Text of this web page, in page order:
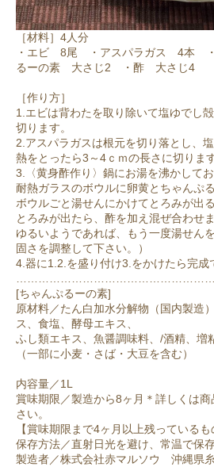
［材料］4人分
・エビ 8尾 ・アスパラガス 4本
るーの素 大さじ2 ・酢 大さじ4
［作り方］
1.エビは背わたを取り除いて塩ゆでし
切ります。
2.アスパラガスは根元を切り落とし、
熱をとったら3～4ｃｍの長さに切ります
3.〈黄身酢作り〉鍋にお湯を沸かしてお
耐熱ガラスのボウルに卵黄とちゃんぷ
ボウルごと湯せんにかけてとろみが出
とろみが出たら、酢を加え混ぜ合わせ
ゆるいようであれば、もう一度湯せん
固さを調整して下さい。）
4.器に1.2.を盛り付け3.をかけたら完成
[ちゃんぷるーの素]
原材料／たん白加水分解物（国内製造
ス、食塩、酵母エキス、
ふし類エキス、魚醤調味料、/酒精、増
（一部に小麦・さば・大豆を含む）
内容量／1L
賞味期限／製造から8ヶ月＊詳しくは
さい。
【賞味期限まで4ヶ月以上残っているも
保存方法／直射日光を避け、常温で保
製造者／株式会社赤マルソウ 沖縄県